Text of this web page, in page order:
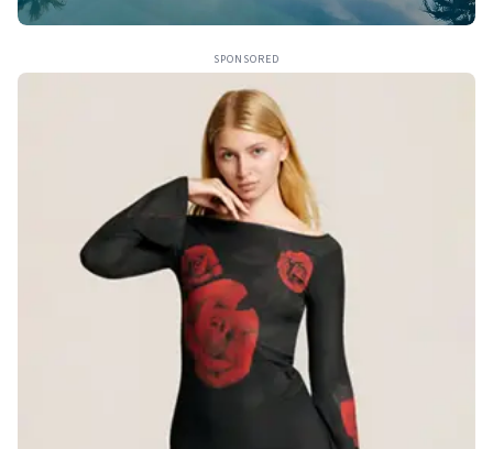
SPONSORED